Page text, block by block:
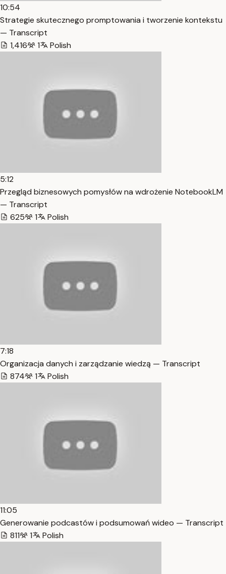
10:54
Strategie skutecznego promptowania i tworzenie kontekstu
— Transcript
1,416
1 Polish
5:12
Przegląd biznesowych pomysłów na wdrożenie NotebookLM
— Transcript
625
1 Polish
7:18
Organizacja danych i zarządzanie wiedzą — Transcript
874
1 Polish
11:05
Generowanie podcastów i podsumowań wideo — Transcript
811
1 Polish